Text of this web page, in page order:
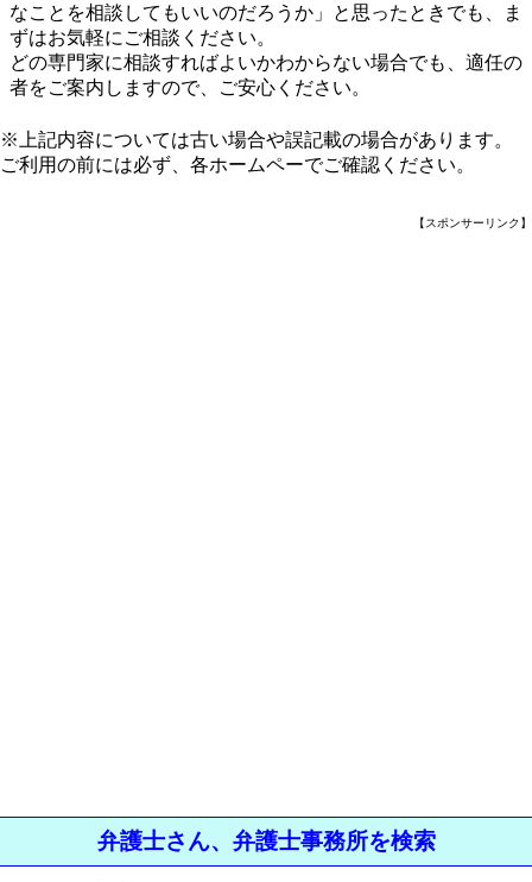
なことを相談してもいいのだろうか」と思ったときでも、ま
ずはお気軽にご相談ください。
どの専門家に相談すればよいかわからない場合でも、適任の
者をご案内しますので、ご安心ください。
※上記内容については古い場合や誤記載の場合があります。
ご利用の前には必ず、各ホームペーでご確認ください。
【スポンサーリンク】
弁護士さん、弁護士事務所を検索